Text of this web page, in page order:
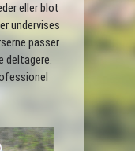
eller blot
undervises
passer
deltagere.